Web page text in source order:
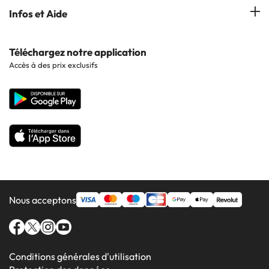
Hôtels à Cala d'Or
Hôtels à Lluchmajor
Hôtels à Barcelone
Hôtels en Séville
Hôtels en Grenade
Infos et Aide
Contactez-nous
Site corporate
Téléchargez notre application
Accès à des prix exclusifs
Nous acceptons
Conditions générales d'utilisation